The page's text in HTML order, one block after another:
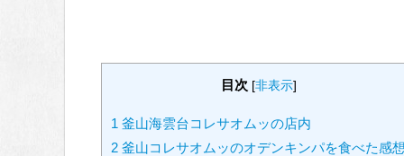
目次 [非表示]
1 釜山海雲台コレサオムッの店内
2 釜山コレサオムッのオデンキンパを食べた感